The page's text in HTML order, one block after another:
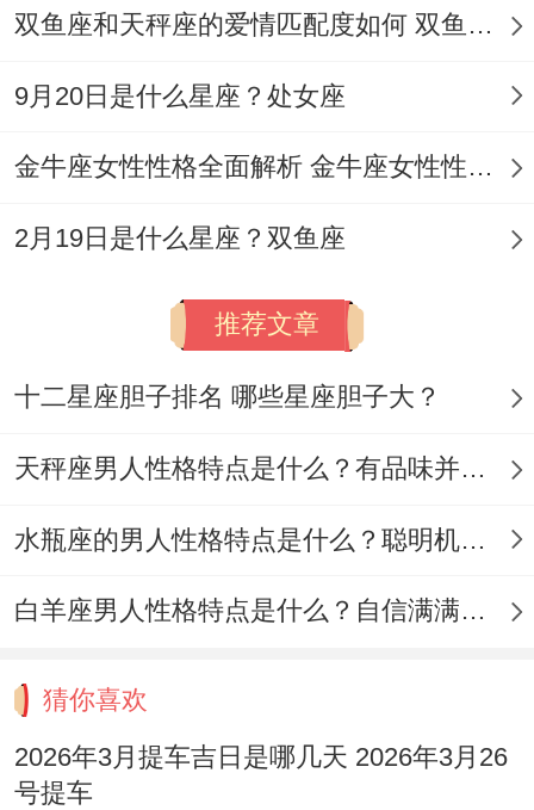
双鱼座和天秤座的爱情匹配度如何 双鱼天秤缘分会怎样
9月20日是什么星座？处女座
金牛座女性性格全面解析 金牛座女性性格与脾气全揭秘
2月19日是什么星座？双鱼座
推荐文章
十二星座胆子排名 哪些星座胆子大？
天秤座男人性格特点是什么？有品味并注重美感
水瓶座的男人性格特点是什么？聪明机智理性冷静
白羊座男人性格特点是什么？自信满满但缺乏耐心
猜你喜欢
2026年3月提车吉日是哪几天 2026年3月26
号提车